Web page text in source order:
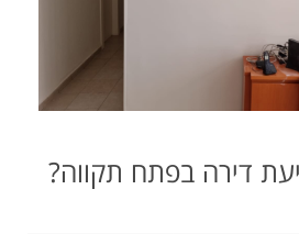
דירה בפתח תקווה?